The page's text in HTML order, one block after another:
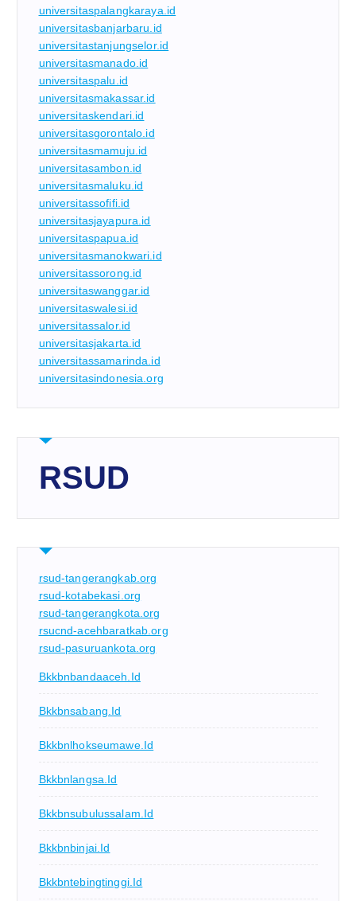
universitaspalangkaraya.id
universitasbanjarbaru.id
universitastanjungselor.id
universitasmanado.id
universitaspalu.id
universitasmakassar.id
universitaskendari.id
universitasgorontalo.id
universitasmamuju.id
universitasambon.id
universitasmaluku.id
universitassofifi.id
universitasjayapura.id
universitaspapua.id
universitasmanokwari.id
universitassorong.id
universitaswanggar.id
universitaswalesi.id
universitassalor.id
universitasjakarta.id
universitassamarinda.id
universitasindonesia.org
RSUD
rsud-tangerangkab.org
rsud-kotabekasi.org
rsud-tangerangkota.org
rsucnd-acehbaratkab.org
rsud-pasuruankota.org
Bkkbnbandaaceh.id
Bkkbnsabang.id
Bkkbnlhokseumawe.id
Bkkbnlangsa.id
Bkkbnsubulussalam.id
Bkkbnbinjai.id
Bkkbntebingtinggi.id